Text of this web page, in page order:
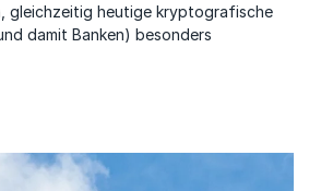
gleichzeitig heutige kryptografische
damit Banken) besonders